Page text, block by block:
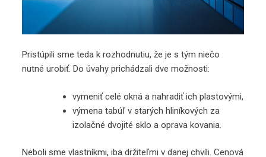
Pristúpili sme teda k rozhodnutiu, že je s tým niečo
nutné urobiť. Do úvahy prichádzali dve možnosti:
vymeniť celé okná a nahradiť ich plastovými,
výmena tabúľ v starých hliníkových za
izolačné dvojité sklo a oprava kovania.
Neboli sme vlastníkmi, iba držiteľmi v danej chvíli. Cenová